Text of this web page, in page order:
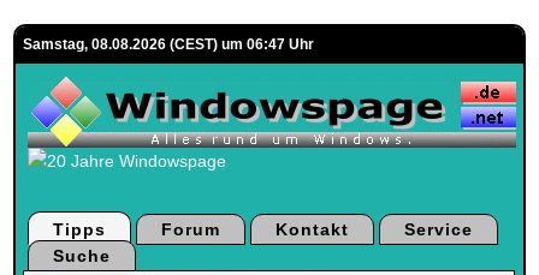
Samstag, 08.08.2026 (CEST) um 06:47 Uhr
Tipps Forum Kontakt
Service
Suche